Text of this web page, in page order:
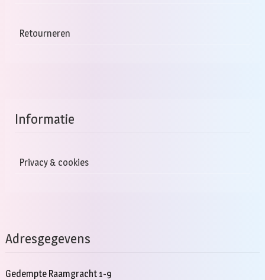
Retourneren
Informatie
Privacy & cookies
Adresgegevens
Gedempte Raamgracht 1-9